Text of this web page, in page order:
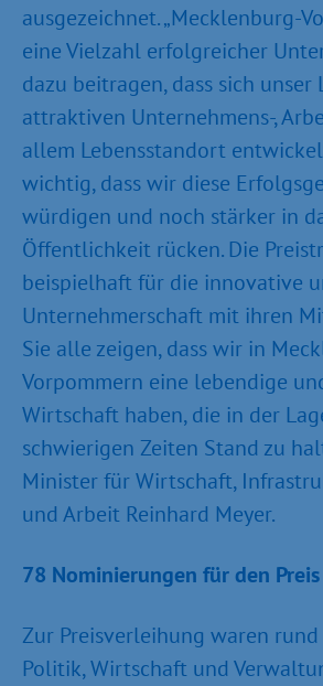
ausgezeichnet. „Mecklenburg-
eine Vielzahl erfolgreicher
dazu beitragen, dass sich unser
attraktiven Unternehmens-,
allem Lebensstandort
wichtig, dass wir diese
würdigen und noch stärker in
Öffentlichkeit rücken. Die
beispielhaft für die innovative
Unternehmerschaft mit ihren
Sie alle zeigen, dass wir in
Vorpommern eine lebendige
Wirtschaft haben, die in der
schwierigen Zeiten Stand zu
Minister für Wirtschaft,
und Arbeit Reinhard Meyer.
78 Nominierungen für den
Zur Preisverleihung waren rund
Politik, Wirtschaft und